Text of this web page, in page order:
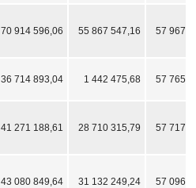
70 914 596,06 55 867 547,16 57 967
36 714 893,04 1 442 475,68 57 765
41 271 188,61 28 710 315,79 57 717
43 080 849,64 31 132 249,24 57 096